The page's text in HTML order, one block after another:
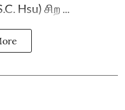
Hsu) சிற ...